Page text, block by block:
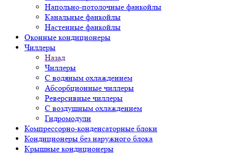
Напольно-потолочные фанкойлы
Канальные фанкойлы
Настенные фанкойлы
Оконные кондиционеры
Чиллеры
Назад
Чиллеры
С водяным охлаждением
Абсорбционные чиллеры
Реверсивные чиллеры
С воздушным охлаждением
Гидромодули
Компрессорно-конденсаторные блоки
Кондиционеры без наружного блока
Крышные кондиционеры